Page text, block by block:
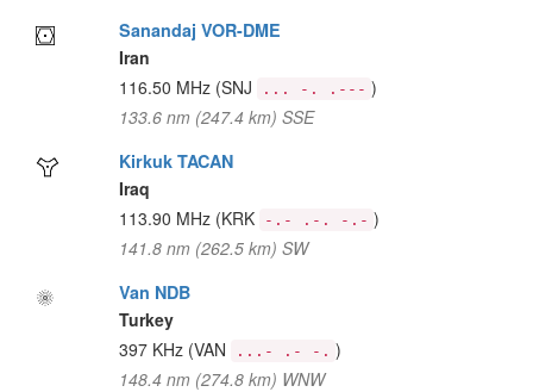
Sanandaj VOR-DME
Iran
116.50 MHz (SNJ ... -. .--- )
133.6 nm (247.4 km) SSE
Kirkuk TACAN
Iraq
113.90 MHz (KRK -.- .-. -.- )
141.8 nm (262.5 km) SW
Van NDB
Turkey
397 KHz (VAN ...- .- -. )
148.4 nm (274.8 km) WNW